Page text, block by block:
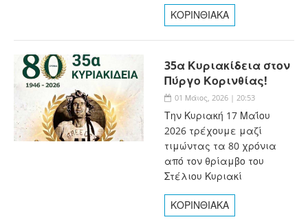
ΚΟΡΙΝΘΙΑΚΑ
35α Κυριακίδεια στον
Πύργο Κορινθίας!
01 Μάιος, 2026 | 20:53
Την Κυριακή 17 Μαΐου
2026 τρέχουμε μαζί
τιμώντας τα 80 χρόνια
από τον θρίαμβο του
Στέλιου Κυριακί
ΚΟΡΙΝΘΙΑΚΑ